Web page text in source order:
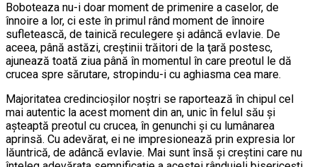
Boboteaza nu-i doar moment de primenire a caselor, de
înnoire a lor, ci este în primul rând moment de înnoire
sufletească, de tainică reculegere şi adâncă evlavie. De
aceea, până astăzi, creştinii trăitori de la ţară postesc,
ajunează toată ziua până în momentul în care preotul le dă
crucea spre sărutare, stropindu-i cu aghiasma cea mare.
Majoritatea credincioşilor noştri se raportează în chipul cel
mai autentic la acest moment din an, unic în felul său şi
aşteaptă preotul cu crucea, în genunchi şi cu lumânarea
aprinsă. Cu adevărat, ei ne impresionează prin expresia lor
lăuntrică, de adâncă evlavie. Mai sunt însă şi creştini care nu